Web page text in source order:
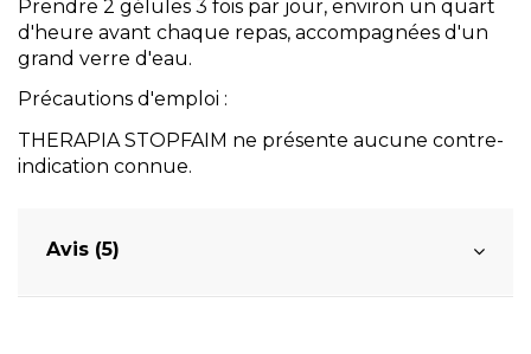
Prendre 2 gélules 3 fois par jour, environ un quart
d'heure avant chaque repas, accompagnées d'un
grand verre d'eau.
Précautions d'emploi :
THERAPIA STOPFAIM ne présente aucune contre-
indication connue.
Avis (5)